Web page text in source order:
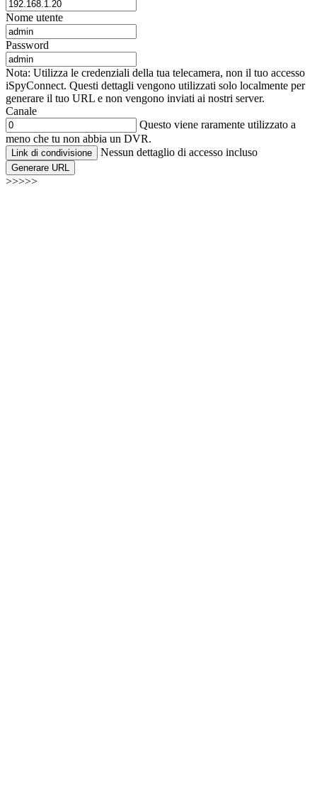
Nome utente
Password
Nota: Utilizza le credenziali della tua telecamera, non il tuo accesso
iSpyConnect. Questi dettagli vengono utilizzati solo localmente per
generare il tuo URL e non vengono inviati ai nostri server.
Canale
Questo viene raramente utilizzato a
meno che tu non abbia un DVR.
Link di condivisione Nessun dettaglio di accesso incluso
Generare URL
>>>>>